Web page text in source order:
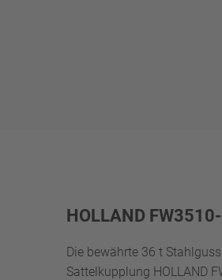
HOLLAND
Die bewährte 36 t Stahlguss
Sattelkupplung HOLLAND